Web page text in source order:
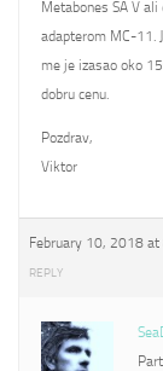
Metabones SA V
adapterom MC-11.
me je izasao oko
dobru cenu.
Pozdrav,
Viktor
February 10, 2018
REPLY